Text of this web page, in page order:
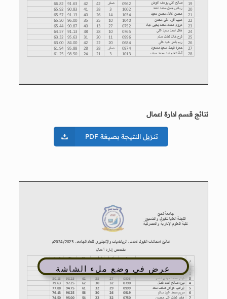
نتائج قسم ادارة اعمال
تنزيل النتيجة بصيغة PDF
عرض في وضع ملء الشاشة